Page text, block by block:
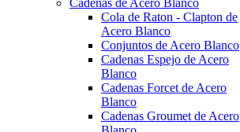
Cola de Raton - Clapton de
Acero Blanco
Conjuntos de Acero Blanco
Cadenas Espejo de Acero
Blanco
Cadenas Forcet de Acero
Blanco
Cadenas Groumet de Acero